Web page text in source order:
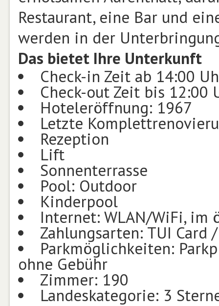
Restaurant, eine Bar und
werden in der
Das bietet Ihre Unterkunft
Check-in Zeit ab 14:00
Check-out Zeit bis 12:00
Hoteleröffnung: 1967
Letzte
Rezeption
Lift
Sonnenterrasse
Pool: Outdoor
Kinderpool
Internet: WLAN/WiFi, im
Zahlungsarten: TUI Card
Parkmöglichkeiten:
ohne Gebühr
Zimmer: 190
Landeskategorie: 3